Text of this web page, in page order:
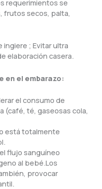
requerimientos se
frutos secos, palta,
ingiere ; Evitar ultra
elaboración casera.
en el embarazo:
el consumo de
(café, té, gaseosas cola,
está totalmente
flujo sanguíneo
al bebé.Los
provocar